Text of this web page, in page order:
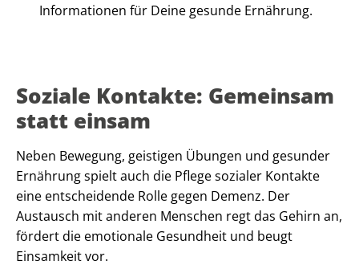
Informationen für Deine gesunde Ernährung.
Soziale Kontakte: Gemeinsam
statt einsam
Neben Bewegung, geistigen Übungen und gesunder
Ernährung spielt auch die Pflege sozialer Kontakte
eine entscheidende Rolle gegen Demenz. Der
Austausch mit anderen Menschen regt das Gehirn an,
fördert die emotionale Gesundheit und beugt
Einsamkeit vor.